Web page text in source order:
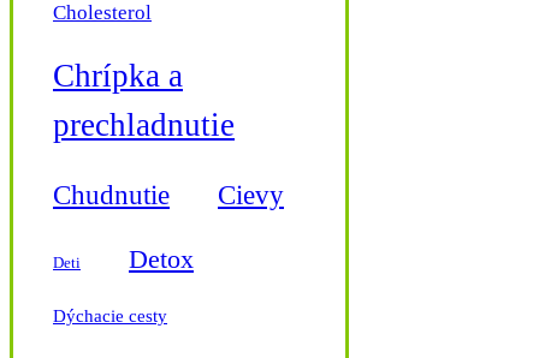
Cholesterol
Chrípka a
prechladnutie
Chudnutie Cievy
Deti Detox
Dýchacie cesty